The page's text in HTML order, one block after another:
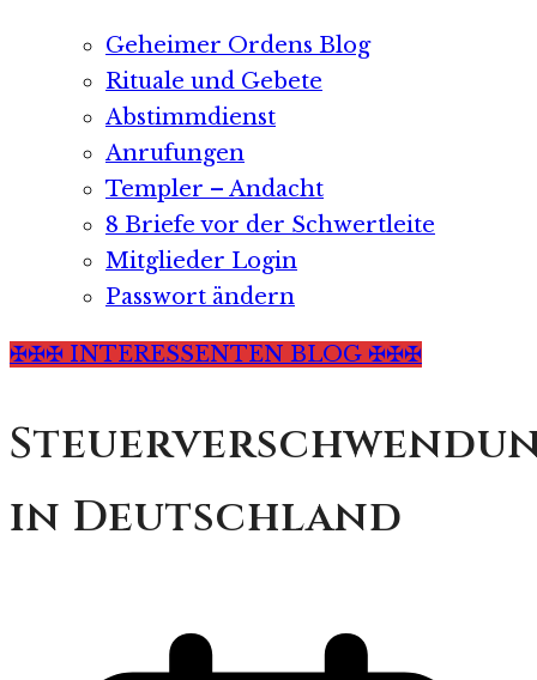
Geheimer Ordens Blog
Rituale und Gebete
Abstimmdienst
Anrufungen
Templer – Andacht
8 Briefe vor der Schwertleite
Mitglieder Login
Passwort ändern
✠✠✠ INTERESSENTEN BLOG ✠✠✠
in Deutschland